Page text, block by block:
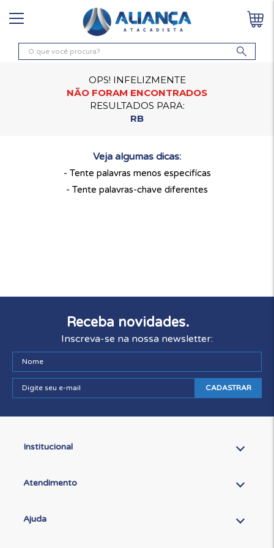
OPS! INFELIZMENTE
NÃO FORAM ENCONTRADOS
RESULTADOS PARA:
RB
Veja algumas dicas:
- Tente palavras menos especifícas
- Tente palavras-chave diferentes
Receba novidades.
Inscreva-se na nossa newsletter:
CADASTRAR
Institucional
Atendimento
Ajuda